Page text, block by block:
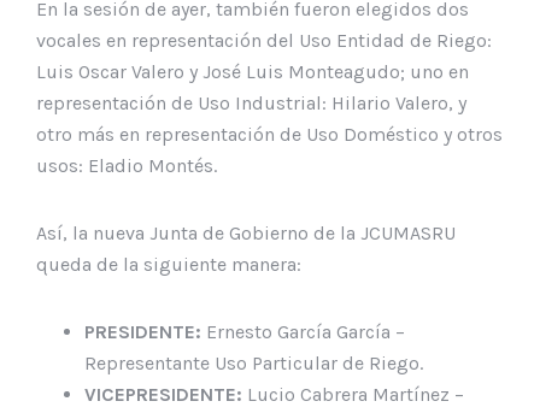
En la sesión de ayer, también fueron elegidos dos
vocales en representación del Uso Entidad de Riego:
Luis Oscar Valero y José Luis Monteagudo; uno en
representación de Uso Industrial: Hilario Valero, y
otro más en representación de Uso Doméstico y otros
usos: Eladio Montés.
Así, la nueva Junta de Gobierno de la JCUMASRU
queda de la siguiente manera:
PRESIDENTE: Ernesto García García –
Representante Uso Particular de Riego.
VICEPRESIDENTE: Lucio Cabrera Martínez –